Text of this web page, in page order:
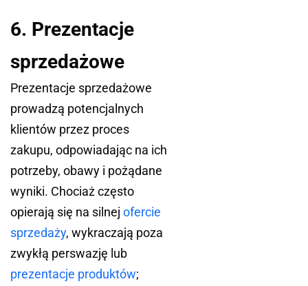
6. Prezentacje
sprzedażowe
Prezentacje sprzedażowe
prowadzą potencjalnych
klientów przez proces
zakupu, odpowiadając na ich
potrzeby, obawy i pożądane
wyniki. Chociaż często
opierają się na silnej ofercie
sprzedaży, wykraczają poza
zwykłą perswazję lub
prezentacje produktów;